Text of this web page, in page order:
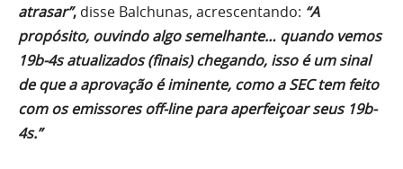
atrasar”, disse Balchunas, acrescentando: “A
propósito, ouvindo algo semelhante… quando vemos
19b-4s atualizados (finais) chegando, isso é um sinal
de que a aprovação é iminente, como a SEC tem feito
com os emissores off-line para aperfeiçoar seus 19b-
4s.”